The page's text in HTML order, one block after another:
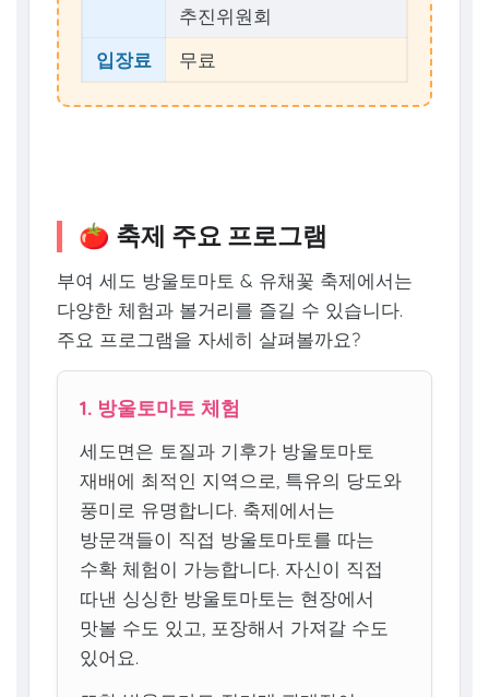
추진위원회
입장료
무료
🍅 축제 주요 프로그램
부여 세도 방울토마토 & 유채꽃 축제에서는
다양한 체험과 볼거리를 즐길 수 있습니다.
주요 프로그램을 자세히 살펴볼까요?
1. 방울토마토 체험
세도면은 토질과 기후가 방울토마토
재배에 최적인 지역으로, 특유의 당도와
풍미로 유명합니다. 축제에서는
방문객들이 직접 방울토마토를 따는
수확 체험이 가능합니다. 자신이 직접
따낸 싱싱한 방울토마토는 현장에서
맛볼 수도 있고, 포장해서 가져갈 수도
있어요.